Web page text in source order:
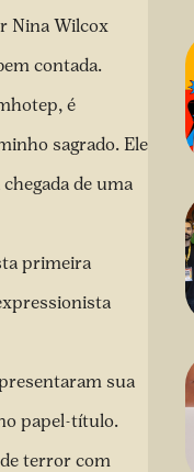
Nina Wilcox
contada.
é
sagrado. Ele
de uma
primeira
sua
papel-título.
terror com